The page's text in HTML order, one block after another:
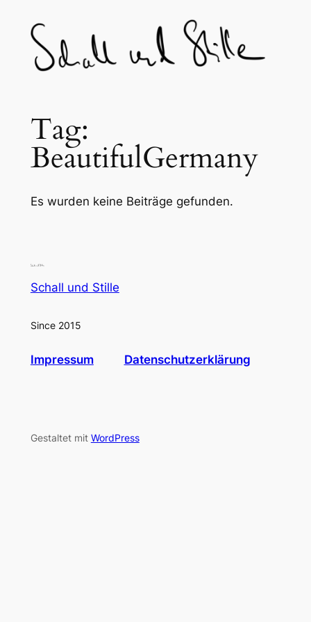
content
Tag:
BeautifulGermany
Es wurden keine Beiträge gefunden.
Schall und Stille
Since 2015
Impressum Datenschutzerklärung
Gestaltet mit WordPress